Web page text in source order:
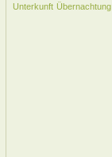
Unterkunft Übernachtung